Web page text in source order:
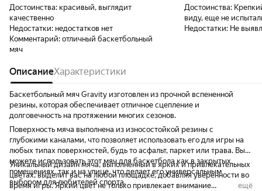
Достоинства: красивый, выглядит
качественно
Недостатки: недостатков нет
Комментарий: отличный баскетбольный
мяч
Достоинства:
виду, еще не
Недостатки: Не
ОписаниеХарактеристики
Баскетбольный мяч Gravity изготовлен из прочной вспененной
резины, которая обеспечивает отличное сцепление и
долговечность на протяжении многих сезонов.
Поверхность мяча выполнена из износостойкой резины с
глубокими каналами, что позволяет использовать его для игры на
любых типах поверхностей, будь то асфальт, паркет или трава. Вы
можете использовать этот мяч для баскетбола как в закрытых
помещениях, так и на улице, что делает его универсальным
выбором для любителей спорта.
Уникальный дизайн мяча, выполненный в ярких и привлекательных
цветах, выделит вас на любой площадке, добавляя уверенности во
время игры. Яркий цвет не только привлекает внимание
ещё